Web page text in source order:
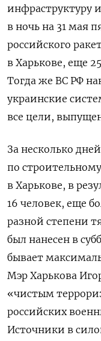
инфраструктуру
в ночь на 31 мая
российского
в Харькове, еще
Тогда же ВС РФ
украинские
все цели,
За несколько
по
в Харькове, в
16 человек, еще
разной степени
был нанесен в
бывает
Мэр Харькова
«чистым
российских
Источники в